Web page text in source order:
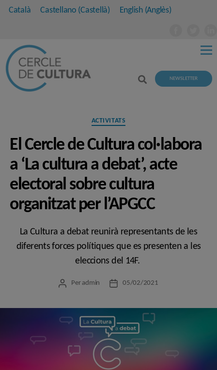
Català Castellano (Castellà) English(Anglès)
NEWSLETTER
Categories
ACTIVITATS
El Cercle de Cultura col·labora
a ‘La cultura a debat’, acte
electoral sobre cultura
organitzat per l’APGCC
La Cultura a debat reunirà representants de les
diferents forces polítiques que es presenten a les
eleccions del 14F.
Autor
Per admin
Data05/02/2021